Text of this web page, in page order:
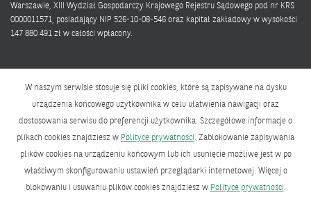
Warszawie, XIII Wydział Gospodarczy Krajowego Rejestru Sądowego pod nr KRS
0000011571, posiadający NIP 526-10-08-546 oraz kapitał zakładowy w wysokości
147 880 491 zł w całości wpłacony.
Polityka prywatności
Bank zmieniającego się świata
BNP Paribas Bank Polska Spółka Akcyjna z siedzibą w Warszawie przy ul.
Kasprzaka 2, 01-211 Warszawa, zarejestrowany w rejestrze przedsiębiorców
W naszym serwisie stosuje się pliki cookies, które są zapisywane na dysku
urządzenia końcowego użytkownika w celu ułatwienia nawigacji oraz
dostosowania serwisu do preferencji użytkownika. Szczegółowe informacje o
plikach cookies znajdziesz w Polityce prywatności. Zablokowanie zapisywania
plików cookies na urządzeniu końcowym lub ich usunięcie możliwe jest w po
właściwym skonfigurowaniu ustawień przeglądarki internetowej. Więcej o
blokowaniu i usuwaniu plików cookies znajdziesz w Polityce prywatności.